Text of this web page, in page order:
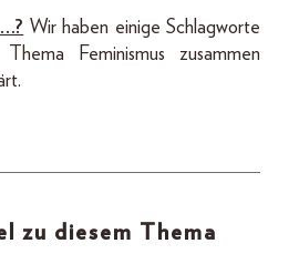
Wir haben einige Schlagworte
Feminismus zusammen
zu diesem Thema